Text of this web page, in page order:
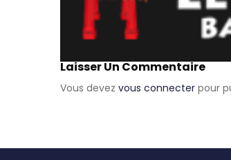
Laisser Un Commentaire
Vous devez vous connecter pour